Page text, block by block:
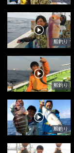
船釣り
船釣り
船釣り